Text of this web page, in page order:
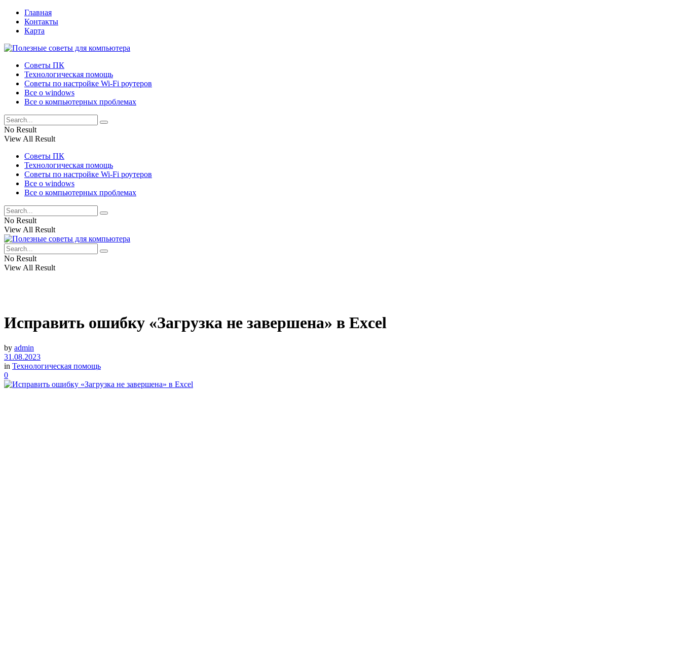
Главная
Контакты
Карта
Советы ПК
Технологическая помощь
Советы по настройке Wi-Fi роутеров
Все о windows
Все о компьютерных проблемах
No Result
View All Result
Советы ПК
Технологическая помощь
Советы по настройке Wi-Fi роутеров
Все о windows
Все о компьютерных проблемах
No Result
View All Result
No Result
View All Result
Исправить ошибку «Загрузка не завершена» в Excel
by admin
31.08.2023
in Технологическая помощь
0